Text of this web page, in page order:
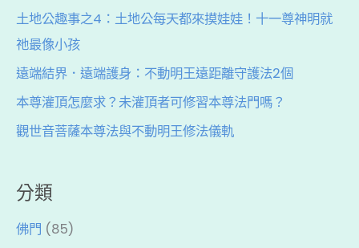
土地公趣事之4：土地公每天都來摸娃娃！十一尊神明就
祂最像小孩
遠端結界．遠端護身：不動明王遠距離守護法2個
本尊灌頂怎麼求？未灌頂者可修習本尊法門嗎？
觀世音菩薩本尊法與不動明王修法儀軌
分類
佛門 (85)